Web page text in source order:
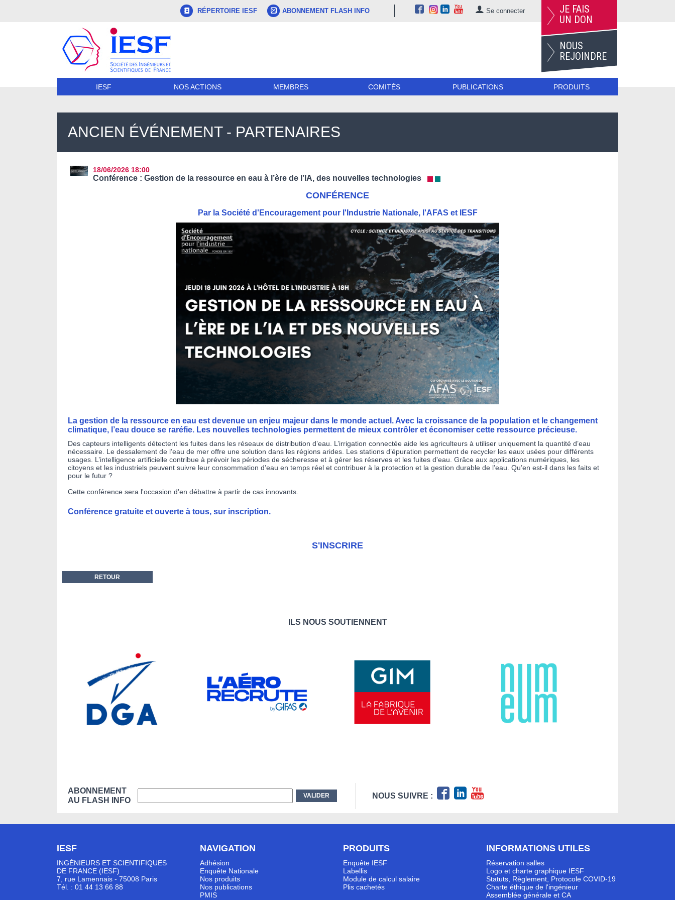
RÉPERTOIRE IESF ABONNEMENT FLASH INFO Se connecter
JE FAIS
UN DON
NOUS
REJOINDRE
IESF NOS ACTIONS MEMBRES COMITÉS PUBLICATIONS PRODUITS
ANCIEN ÉVÉNEMENT - PARTENAIRES
18/06/2026 18:00
Conférence : Gestion de la ressource en eau à l’ère de l’IA, des nouvelles technologies
CONFÉRENCE
Par la Société d'Encouragement pour l'Industrie Nationale, l'AFAS et IESF
La gestion de la ressource en eau est devenue un enjeu majeur dans le monde actuel. Avec la croissance de la population et le changement
climatique, l’eau douce se raréfie. Les nouvelles technologies permettent de mieux contrôler et économiser cette ressource précieuse.
Des capteurs intelligents détectent les fuites dans les réseaux de distribution d’eau. L’irrigation connectée aide les agriculteurs à utiliser uniquement la quantité d’eau
nécessaire. Le dessalement de l’eau de mer offre une solution dans les régions arides. Les stations d’épuration permettent de recycler les eaux usées pour différents
usages. L’intelligence artificielle contribue à prévoir les périodes de sécheresse et à gérer les réserves et les fuites d'eau. Grâce aux applications numériques, les
citoyens et les industriels peuvent suivre leur consommation d’eau en temps réel et contribuer à la protection et la gestion durable de l’eau. Qu’en est-il dans les faits et
pour le futur ?
Cette conférence sera l'occasion d'en débattre à partir de cas innovants.
Conférence gratuite et ouverte à tous, sur inscription.
S'INSCRIRE
RETOUR
ILS NOUS SOUTIENNENT
ABONNEMENT
AU FLASH INFO
NOUS SUIVRE :
IESF
INGÉNIEURS ET SCIENTIFIQUES
DE FRANCE (IESF)
7, rue Lamennais - 75008 Paris
Tél. : 01 44 13 66 88
NAVIGATION
Adhésion
Enquête Nationale
Nos produits
Nos publications
PMIS
PRODUITS
Enquête IESF
Labellis
Module de calcul salaire
Plis cachetés
INFORMATIONS UTILES
Réservation salles
Logo et charte graphique IESF
Statuts, Règlement, Protocole COVID-19
Charte éthique de l'ingénieur
Assemblée générale et CA